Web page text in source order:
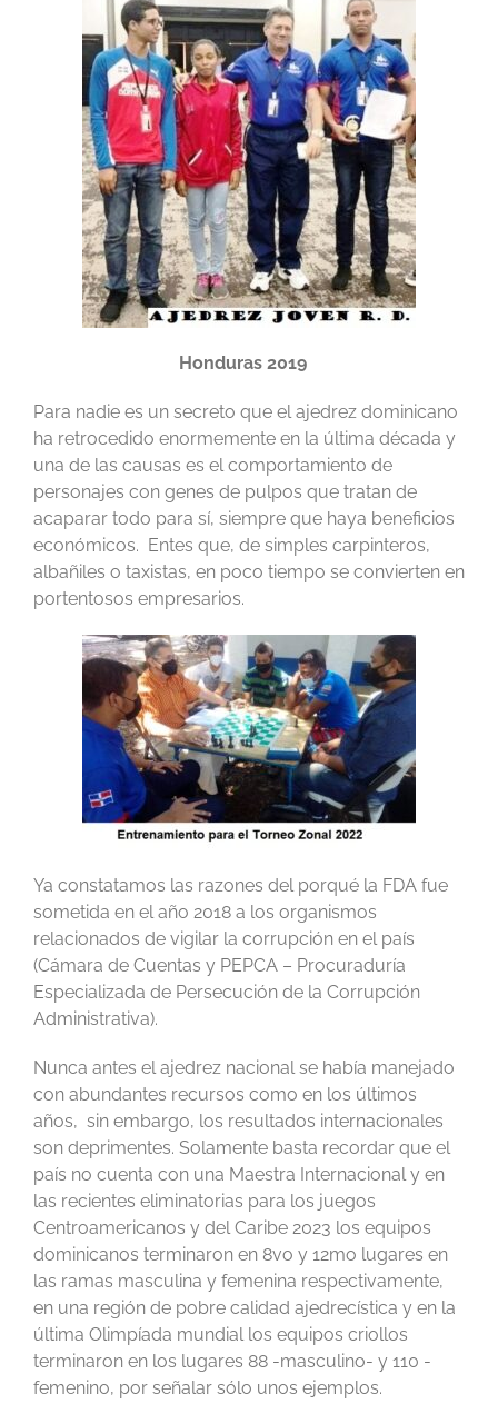
Honduras 2019
Para nadie es un secreto que el ajedrez dominicano
ha retrocedido enormemente en la última década y
una de las causas es el comportamiento de
personajes con genes de pulpos que tratan de
acaparar todo para sí, siempre que haya beneficios
económicos. Entes que, de simples carpinteros,
albañiles o taxistas, en poco tiempo se convierten en
portentosos empresarios.
Ya constatamos las razones del porqué la FDA fue
sometida en el año 2018 a los organismos
relacionados de vigilar la corrupción en el país
(Cámara de Cuentas y PEPCA – Procuraduría
Especializada de Persecución de la Corrupción
Administrativa).
Nunca antes el ajedrez nacional se había manejado
con abundantes recursos como en los últimos
años, sin embargo, los resultados internacionales
son deprimentes. Solamente basta recordar que el
país no cuenta con una Maestra Internacional y en
las recientes eliminatorias para los juegos
Centroamericanos y del Caribe 2023 los equipos
dominicanos terminaron en 8vo y 12mo lugares en
las ramas masculina y femenina respectivamente,
en una región de pobre calidad ajedrecística y en la
última Olimpíada mundial los equipos criollos
terminaron en los lugares 88 -masculino- y 110 -
femenino, por señalar sólo unos ejemplos.